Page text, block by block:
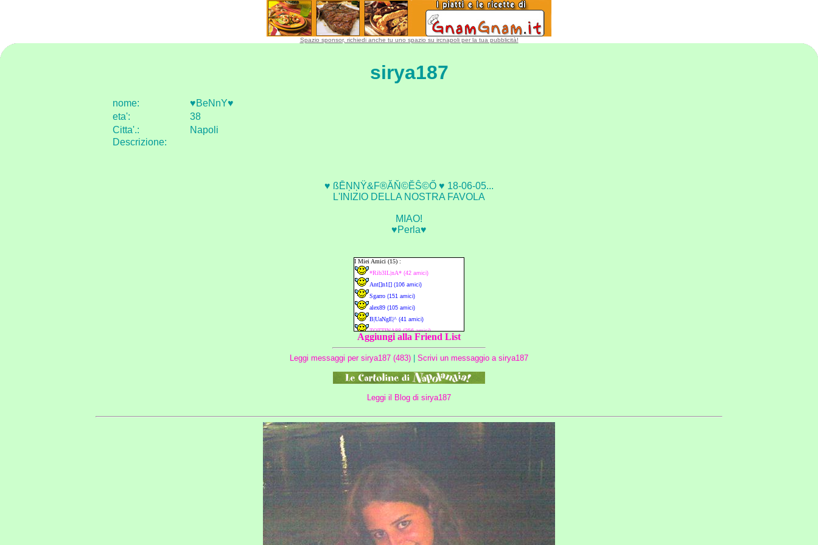
Spazio sponsor, richiedi anche tu uno spazio su ircnapoli per la tua pubblicità!
sirya187
nome:
♥BeNnY♥
eta':
38
Citta'.:
Napoli
Descrizione:
♥ ßĒŅŅŸ&F®ĂŇ©ĔŜ©Ő ♥ 18-06-05...
L'INIZIO DELLA NOSTRA FAVOLA
MIAO!
♥Perla♥
Aggiungi alla Friend List
Leggi messaggi per sirya187 (483) Scrivi un messaggio a sirya187
Leggi il Blog di sirya187